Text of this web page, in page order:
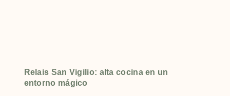
Relais San Vigilio: alta cocina en un
entorno mágico